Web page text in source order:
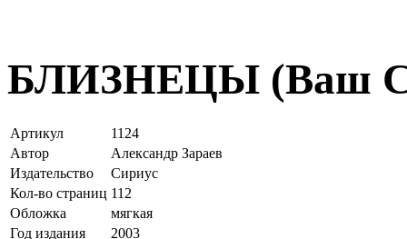
БЛИЗНЕЦЫ (Ваш
Артикул
1124
Автор
Александр Зараев
Издательство
Сириус
Кол-во страниц 112
Обложка
мягкая
Год издания
2003